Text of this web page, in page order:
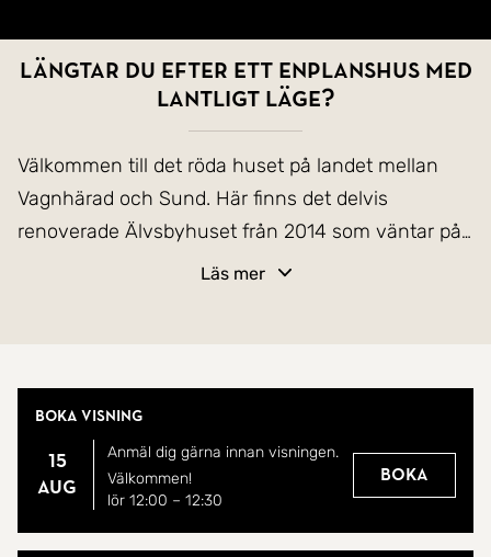
Längtar du efter ett enplanshus med
lantligt läge?
Välkommen till det röda huset på landet mellan
Vagnhärad och Sund. Här finns det delvis
renoverade Älvsbyhuset från 2014 som väntar på
dig som längtar efter ett lantligt läge med fina vyer
här det röda huset från 2014. Ett Älvsbyhus i ett
plan. Fördelat på hall, kök med matplats, 3 sovrum,
stort allrum med utgång till generös altan med
kvällssol. Gäst WC i hallen och ett duschrum med
WC. Grovingång med tvättmaskin och torktumlare.
Läs mer
Boka visning
15
aug
Anmäl dig gärna innan visningen.
Välkommen!
lör 12:00 – 12:30
Boka